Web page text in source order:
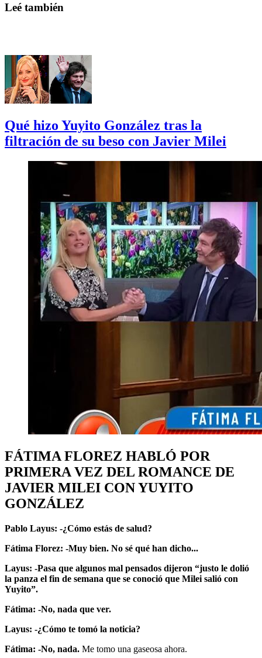
Leé también
Qué hizo Yuyito González tras la
filtración de su beso con Javier Milei
FÁTIMA FLOREZ HABLÓ POR
PRIMERA VEZ DEL ROMANCE DE
JAVIER MILEI CON YUYITO
GONZÁLEZ
Pablo Layus: -¿Cómo estás de salud?
Fátima Florez: -Muy bien. No sé qué han dicho...
Layus: -Pasa que algunos mal pensados dijeron “justo le dolió
la panza el fin de semana que se conoció que Milei salió con
Yuyito”.
Fátima: -No, nada que ver.
Layus: -¿Cómo te tomó la noticia?
Fátima: -No, nada. Me tomo una gaseosa ahora.